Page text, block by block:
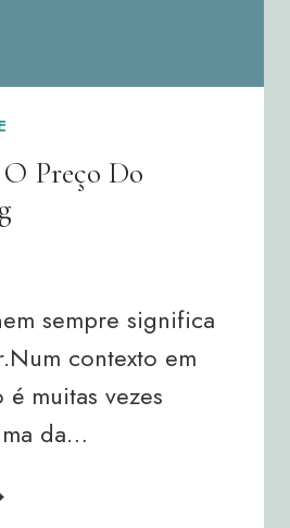
Preço Do
sempre significa
contexto em
muitas vezes
da…